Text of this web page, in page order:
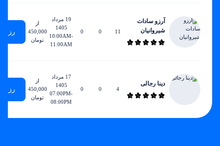
آرزو سادات
شیروانیان
11
0
0
19 مرداد
1405
10:00AM-
11:00AM
از
450,000
تومان
رزرو
دینا رجالی
4
0
0
17 مرداد
1405
07:00PM-
08:00PM
از
450,000
تومان
رزرو